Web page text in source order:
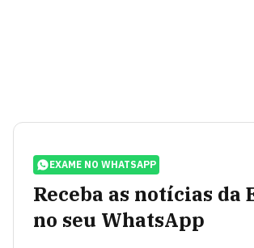
EXAME NO WHATSAPP
Receba as notícias da
no seu WhatsApp